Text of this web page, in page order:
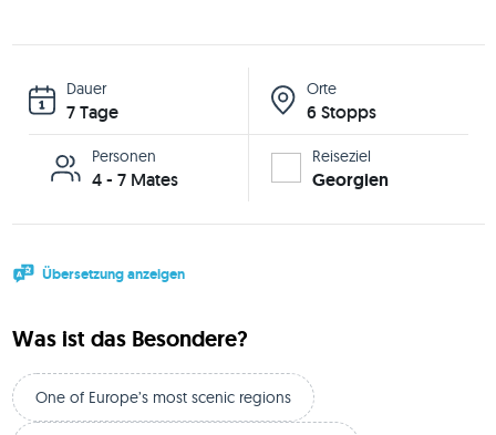
Dauer
7 Tage
Orte
6 Stopps
Personen
4 - 7 Mates
Reiseziel
Georgien
Übersetzung anzeigen
Was ist das Besondere?
One of Europe’s most scenic regions